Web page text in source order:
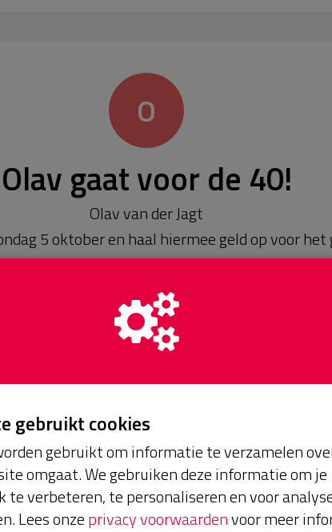
O
Olav gaat voor de 40!
Olav van der Jagt
5 oktober en haal hiermee geld op voor het
gebruikt cookies
gebruikt om informatie te verzamelen
omgaat. We gebruiken deze informatie om je
te verbeteren, te personaliseren en voor
Lees onzeprivacy voorwaardenvoor meer